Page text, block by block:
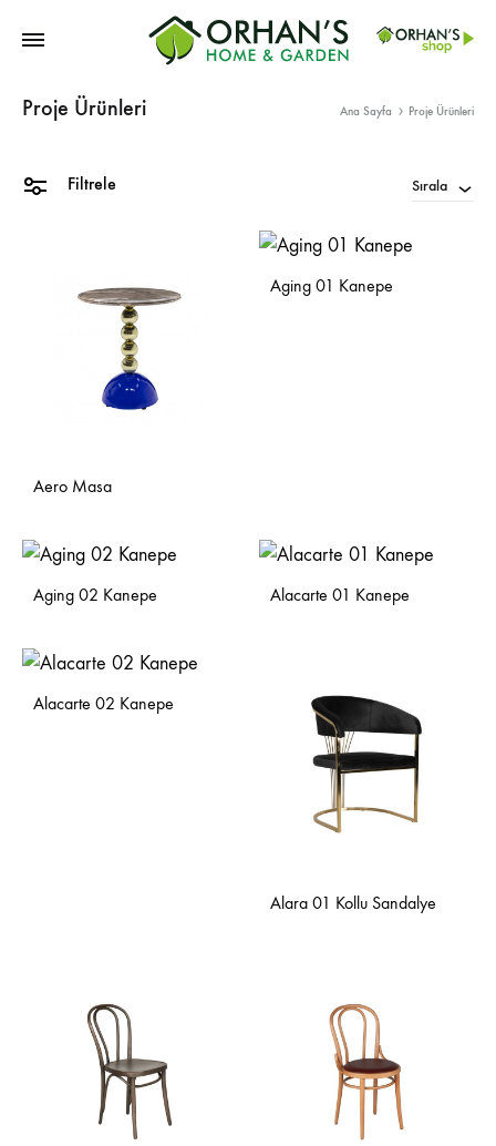
Proje Ürünleri Ana Sayfa Proje Ürünleri
Filtrele Sırala
Aero Masa
Aging 01 Kanepe
Aging 02 Kanepe Alacarte 01 Kanepe
Alacarte 02 Kanepe
Alara 01 Kollu Sandalye